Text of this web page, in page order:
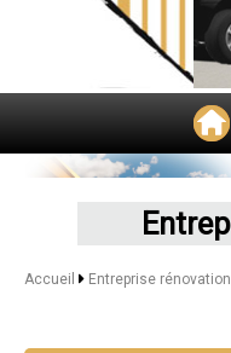
Accueil Entreprise